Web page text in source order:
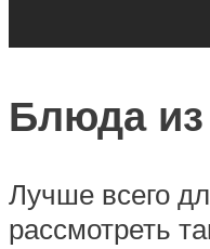
Блюда
Лучше всего
рассмотреть